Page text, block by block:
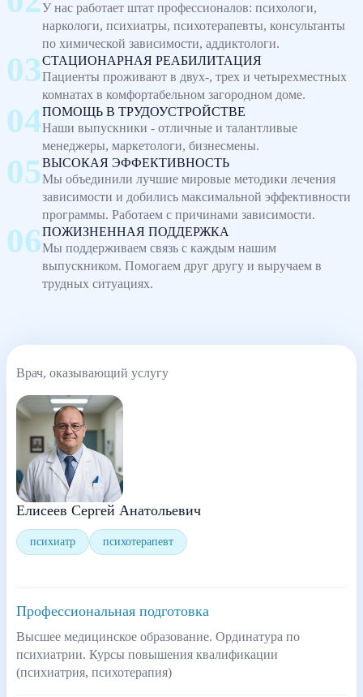
У нас работает штат профессионалов: психологи,
наркологи, психиатры, психотерапевты, консультанты
по химической зависимости, аддиктологи.
СТАЦИОНАРНАЯ РЕАБИЛИТАЦИЯ
Пациенты проживают в двух-, трех и четырехместных
комнатах в комфортабельном загородном доме.
ПОМОЩЬ В ТРУДОУСТРОЙСТВЕ
Наши выпускники - отличные и талантливые
менеджеры, маркетологи, бизнесмены.
ВЫСОКАЯ ЭФФЕКТИВНОСТЬ
Мы объединили лучшие мировые методики лечения
зависимости и добились максимальной эффективности
программы. Работаем с причинами зависимости.
ПОЖИЗНЕННАЯ ПОДДЕРЖКА
Мы поддерживаем связь с каждым нашим
выпускником. Помогаем друг другу и выручаем в
трудных ситуациях.
Врач, оказывающий услугу
Елисеев Сергей Анатольевич
психиатр психотерапевт
Профессиональная подготовка
Высшее медицинское образование. Ординатура по
психиатрии. Курсы повышения квалификации
(психиатрия, психотерапия)